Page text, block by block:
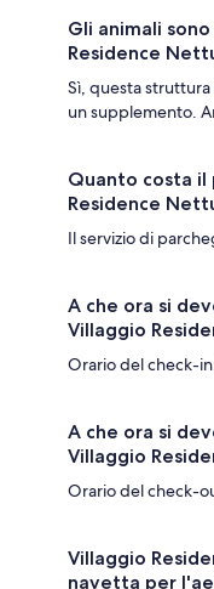
Gli animali
Residence
Sì, questa
un supplemento.
Quanto costa il
Residence
Il servizio di
A che ora si
Villaggio
Orario del check-
A che ora si
Villaggio
Orario del check-
Villaggio
navetta per